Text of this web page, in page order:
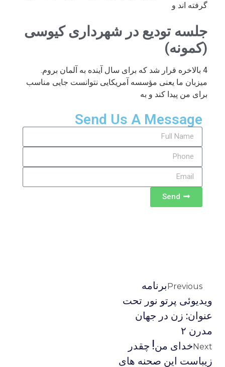
گرفته اند و
جلسه تودیع در شهرداری کیوسی
(کمونه)
4 بالاخره قرار شد که برای سال آینده به آلمان بروم.
میزبان ما یعنی مؤسسه آمریکایی نتوانست جایی مناسب
برای من پیدا کند و به
Send Us A Message
Send
Previousبرنامه
ويديوئى پرتو نور تحت
عنوان: زن در جهان
مدرن ۲
Nextخدای من! چقدر
زیباست این صحنه های